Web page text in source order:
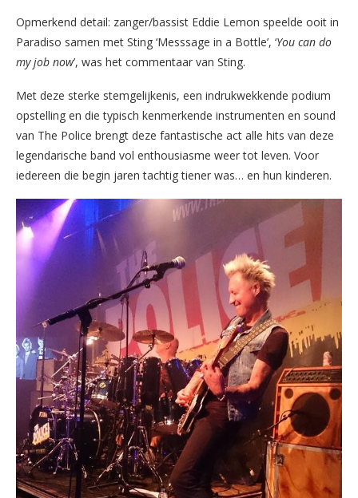
Opmerkend detail: zanger/bassist Eddie Lemon speelde ooit in
Paradiso samen met Sting ‘Messsage in a Bottle’, ‘You can do
my job now’, was het commentaar van Sting.
Met deze sterke stemgelijkenis, een indrukwekkende podium
opstelling en die typisch kenmerkende instrumenten en sound
van The Police brengt deze fantastische act alle hits van deze
legendarische band vol enthousiasme weer tot leven. Voor
iedereen die begin jaren tachtig tiener was… en hun kinderen.